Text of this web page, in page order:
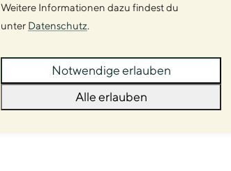
Weitere Informationen dazu findest du
unter Datenschutz.
Notwendige erlauben
Alle erlauben